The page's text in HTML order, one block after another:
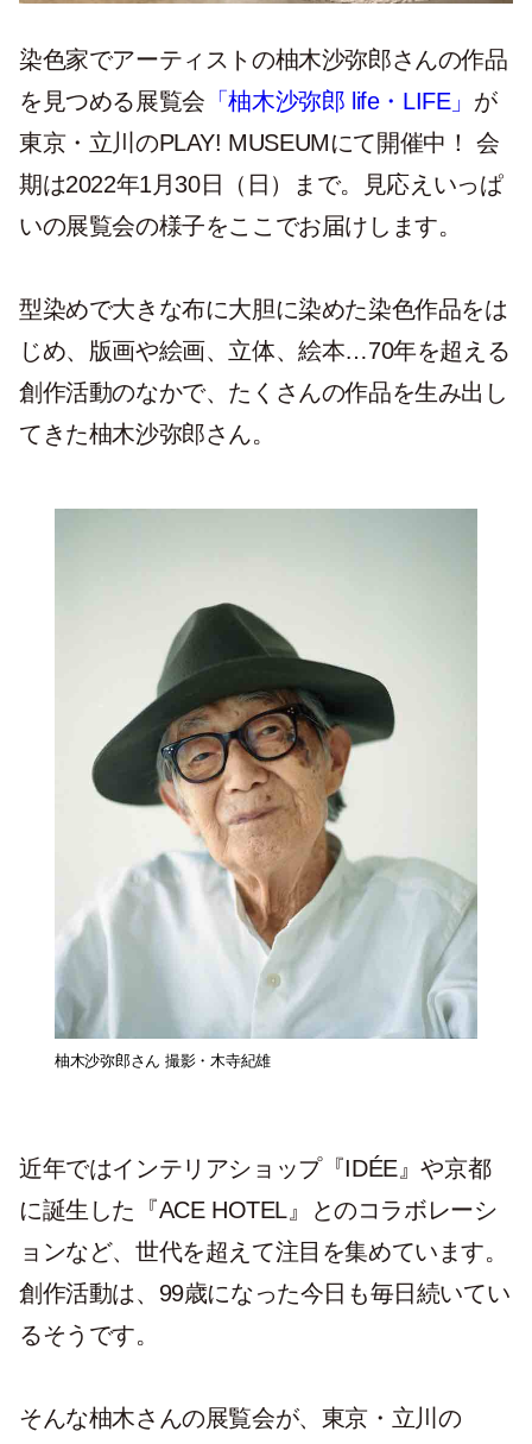
染色家でアーティストの柚木沙弥郎さんの作品
を見つめる展覧会 「柚木沙弥郎 life・LIFE」 が
東京・立川のPLAY! MUSEUMにて開催中！ 会
期は2022年1月30日（日）まで。見応えいっぱ
いの展覧会の様子をここでお届けします。
型染めで大きな布に大胆に染めた染色作品をは
じめ、版画や絵画、立体、絵本…70年を超える
創作活動のなかで、たくさんの作品を生み出し
てきた柚木沙弥郎さん。
柚木沙弥郎さん 撮影・木寺紀雄
近年ではインテリアショップ『IDÉE』や京都
に誕生した『ACE HOTEL』とのコラボレーシ
ョンなど、世代を超えて注目を集めています。
創作活動は、99歳になった今日も毎日続いてい
るそうです。
そんな柚木さんの展覧会が、東京・立川の